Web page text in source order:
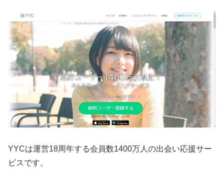
YYCは運営18周年する会員数1400万人の出会い応援サー
ビスです。